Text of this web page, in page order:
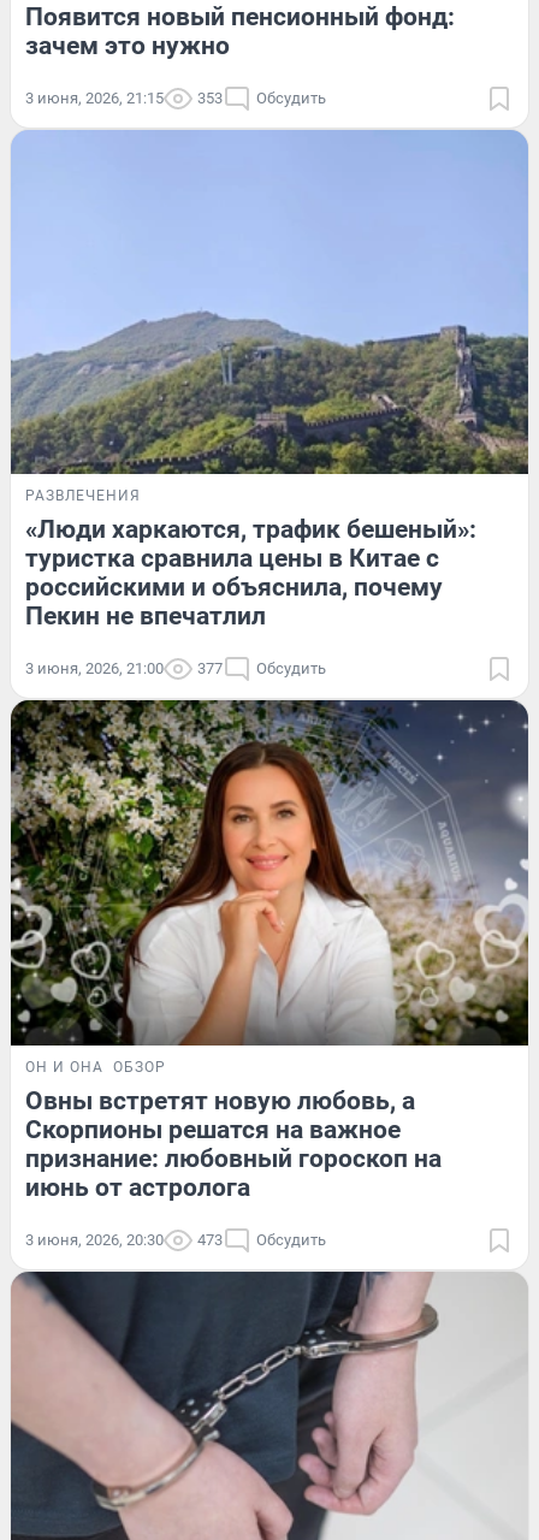
Появится новый пенсионный фонд:
зачем это нужно
3 июня, 2026, 21:15 353 Обсудить
РАЗВЛЕЧЕНИЯ
«Люди харкаются, трафик бешеный»:
туристка сравнила цены в Китае с
российскими и объяснила, почему
Пекин не впечатлил
3 июня, 2026, 21:00 377 Обсудить
ОН И ОНА ОБЗОР
Овны встретят новую любовь, а
Скорпионы решатся на важное
признание: любовный гороскоп на
июнь от астролога
3 июня, 2026, 20:30 473 Обсудить